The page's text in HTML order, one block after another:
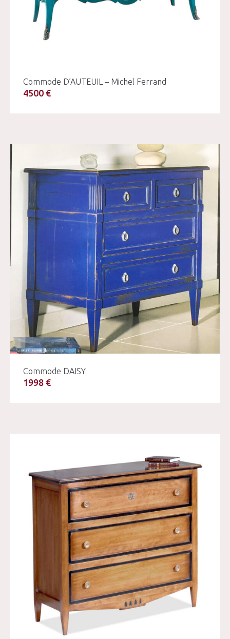
Commode D’AUTEUIL – Michel Ferrand
4500 €
Commode DAISY
1998 €